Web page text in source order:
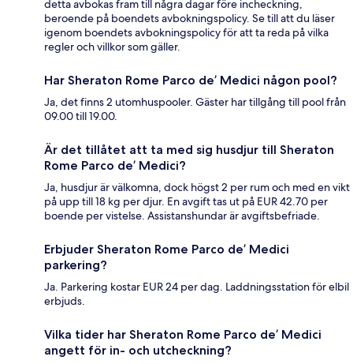
detta avbokas fram till några dagar före incheckning,
beroende på boendets avbokningspolicy. Se till att du läser
igenom boendets avbokningspolicy för att ta reda på vilka
regler och villkor som gäller.
Har Sheraton Rome Parco de’ Medici någon pool?
Ja, det finns 2 utomhuspooler. Gäster har tillgång till pool från
09.00 till 19.00.
Är det tillåtet att ta med sig husdjur till Sheraton
Rome Parco de’ Medici?
Ja, husdjur är välkomna, dock högst 2 per rum och med en vikt
på upp till 18 kg per djur. En avgift tas ut på EUR 42.70 per
boende per vistelse. Assistanshundar är avgiftsbefriade.
Erbjuder Sheraton Rome Parco de’ Medici
parkering?
Ja. Parkering kostar EUR 24 per dag. Laddningsstation för elbil
erbjuds.
Vilka tider har Sheraton Rome Parco de’ Medici
angett för in- och utcheckning?